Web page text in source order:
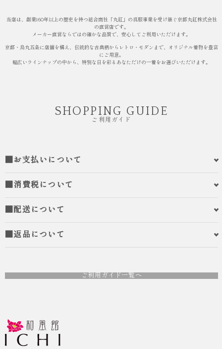
当店は、創業160年以上の歴史を持つ総合商社「丸紅」の呉服事業を受け継ぐ京都丸紅株式会社
の直営店です。
メーカー直営ならではの確かな品質で、安心してご利用いただけます。
京都・烏丸五条に店舗を構え、伝統的な古典柄からレトロ・モダンまで、オリジナル着物を豊富
にご用意。
幅広いラインナップの中から、特別な日を彩るあなただけの一着をお選びいただけます。
SHOPPING GUIDE
ご利用ガイド
■お支払いについて
■消費税について
■配送について
■返品について
ご利用ガイド一覧へ